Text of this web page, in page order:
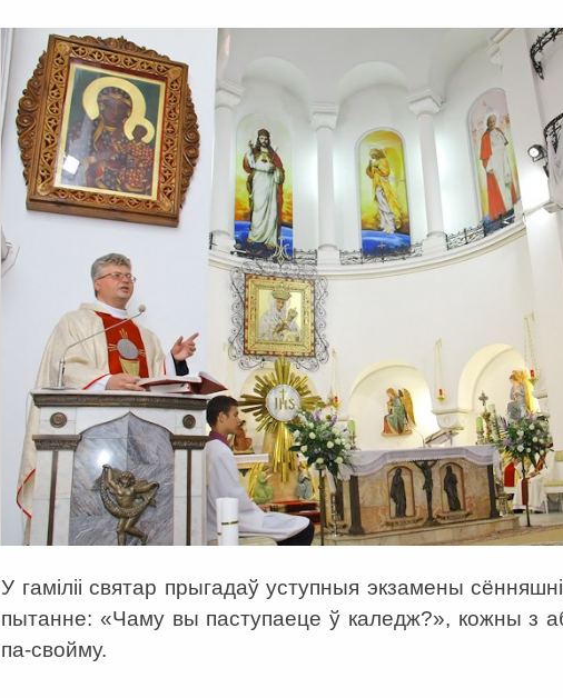
У гаміліі святар прыгадаў уступныя экзамены
пытанне: «Чаму вы паступаеце ў каледж?», кожны з
па-свойму.